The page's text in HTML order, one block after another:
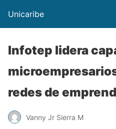
Unicaribe
Infotep lidera
redes de
Vanny Jr Sierra M